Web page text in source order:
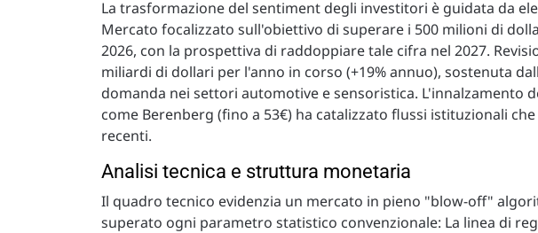
La trasformazione del sentiment degli investitori è guidata da
Mercato focalizzato sull'obiettivo di superare i 500 milioni di
2026, con la prospettiva di raddoppiare tale cifra nel 2027.
miliardi di dollari per l'anno in corso (+19% annuo), sostenuta
domanda nei settori automotive e sensoristica. L'innalzamento
come Berenberg (fino a 53€) ha catalizzato flussi istituzionali
recenti.
Analisi tecnica e struttura monetaria
Il quadro tecnico evidenzia un mercato in pieno "blow-off"
superato ogni parametro statistico convenzionale: La linea di